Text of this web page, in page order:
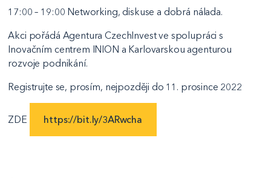
17:00 – 19:00 Networking, diskuse a dobrá nálada.
Akci pořádá Agentura CzechInvest ve spolupráci s
Inovačním centrem INION a Karlovarskou agenturou
rozvoje podnikání.
Registrujte se, prosím, nejpozději do 11. prosince 2022
ZDE https://bit.ly/3ARwcha